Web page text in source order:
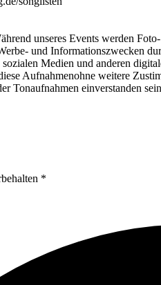
unseres Events werden
und Informationszwecken
Medien und anderen
Aufnahmenohne weitere
Tonaufnahmen einverstanden
*